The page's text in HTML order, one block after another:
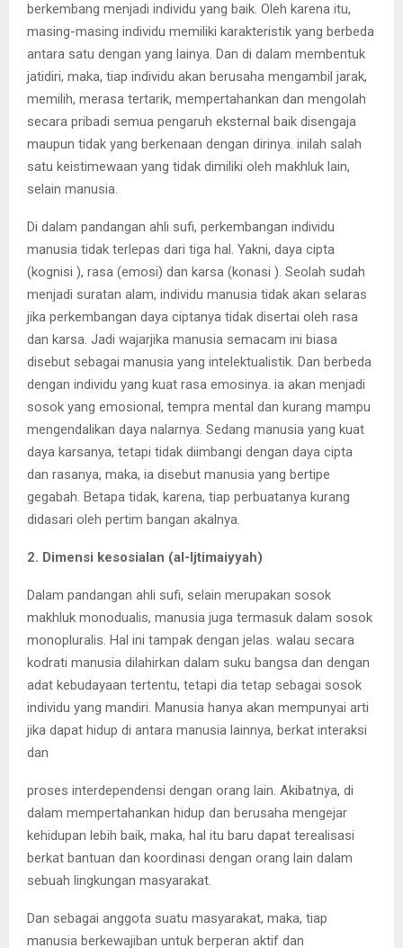
berkembang menjadi individu yang baik. Oleh karena itu,
masing-masing individu memiliki karakteristik yang berbeda
antara satu dengan yang lainya. Dan di dalam membentuk
jatidiri, maka, tiap individu akan berusaha mengambil jarak,
memilih, merasa tertarik, mempertahankan dan mengolah
secara pribadi semua pengaruh eksternal baik disengaja
maupun tidak yang berkenaan dengan dirinya. inilah salah
satu keistimewaan yang tidak dimiliki oleh makhluk lain,
selain manusia.
Di dalam pandangan ahli sufi, perkembangan individu
manusia tidak terlepas dari tiga hal. Yakni, daya cipta
(kognisi ), rasa (emosi) dan karsa (konasi ). Seolah sudah
menjadi suratan alam, individu manusia tidak akan selaras
jika perkembangan daya ciptanya tidak disertai oleh rasa
dan karsa. Jadi wajarjika manusia semacam ini biasa
disebut sebagai manusia yang intelektualistik. Dan berbeda
dengan individu yang kuat rasa emosinya. ia akan menjadi
sosok yang emosional, tempra mental dan kurang mampu
mengendalikan daya nalarnya. Sedang manusia yang kuat
daya karsanya, tetapi tidak diimbangi dengan daya cipta
dan rasanya, maka, ia disebut manusia yang bertipe
gegabah. Betapa tidak, karena, tiap perbuatanya kurang
didasari oleh pertim bangan akalnya.
2. Dimensi kesosialan (al-ljtimaiyyah)
Dalam pandangan ahli sufi, selain merupakan sosok
makhluk monodualis, manusia juga termasuk dalam sosok
monopluralis. Hal ini tampak dengan jelas. walau secara
kodrati manusia dilahirkan dalam suku bangsa dan dengan
adat kebudayaan tertentu, tetapi dia tetap sebagai sosok
individu yang mandiri. Manusia hanya akan mempunyai arti
jika dapat hidup di antara manusia lainnya, berkat interaksi
dan
proses interdependensi dengan orang lain. Akibatnya, di
dalam mempertahankan hidup dan berusaha mengejar
kehidupan lebih baik, maka, hal itu baru dapat terealisasi
berkat bantuan dan koordinasi dengan orang lain dalam
sebuah lingkungan masyarakat.
Dan sebagai anggota suatu masyarakat, maka, tiap
manusia berkewajiban untuk berperan aktif dan